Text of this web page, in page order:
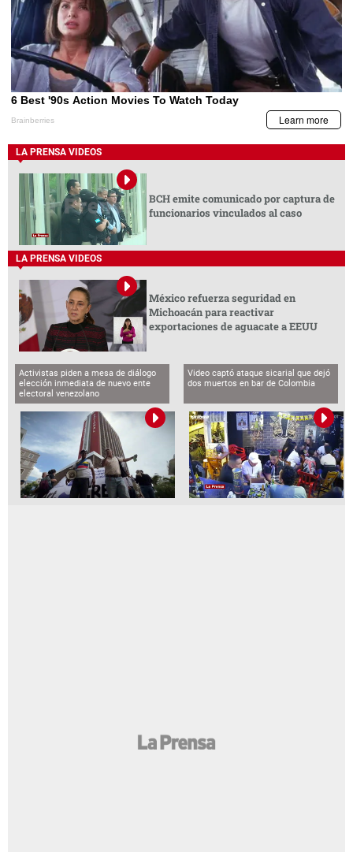
LA PRENSA VIDEOS
BCH emite comunicado por captura de
funcionarios vinculados al caso
LA PRENSA VIDEOS
México refuerza seguridad en
Michoacán para reactivar
exportaciones de aguacate a EEUU
Activistas piden a mesa de diálogo
elección inmediata de nuevo ente
electoral venezolano
Video captó ataque sicarial que dejó
dos muertos en bar de Colombia